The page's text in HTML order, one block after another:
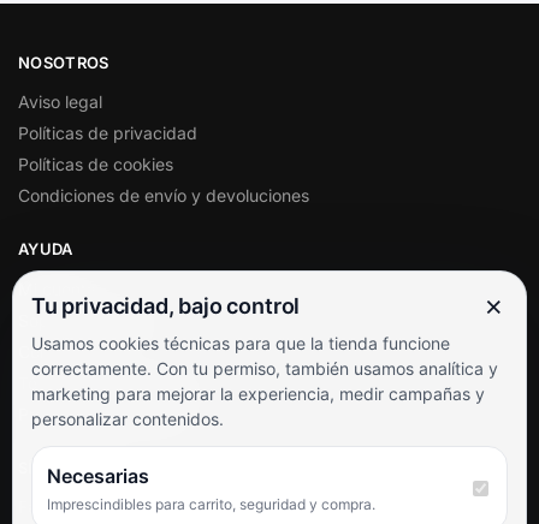
NOSOTROS
Aviso legal
Políticas de privacidad
Políticas de cookies
Condiciones de envío y devoluciones
AYUDA
Soporte al cliente
Contacto
Términos y condiciones
Preguntas frecuentes
SÍGUENOS
Facebook
Tu privacidad, bajo control ×
Usamos cookies técnicas para que la tienda funcione
correctamente. Con tu permiso, también usamos analítica y
marketing para mejorar la experiencia, medir campañas y
personalizar contenidos.
Necesarias
Imprescindibles para carrito, seguridad y compra.